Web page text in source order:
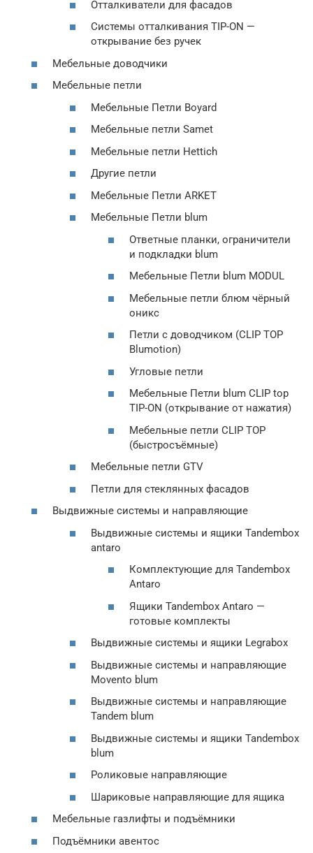
Отталкиватели для фасадов
Системы отталкивания TIP-ON —
открывание без ручек
Мебельные доводчики
Мебельные петли
Мебельные Петли Boyard
Мебельные петли Samet
Мебельные петли Hettich
Другие петли
Мебельные Петли ARKET
Мебельные Петли blum
Ответные планки, ограничители
и подкладки blum
Мебельные Петли blum MODUL
Мебельные петли блюм чёрный
оникс
Петли с доводчиком (CLIP TOP
Blumotion)
Угловые петли
Мебельные Петли blum CLIP top
TIP-ON (открывание от нажатия)
Мебельные петли CLIP TOP
(быстросъёмные)
Мебельные петли GTV
Петли для стеклянных фасадов
Выдвижные системы и направляющие
Выдвижные системы и ящики Tandembox
antaro
Комплектующие для Tandembox
Antaro
Ящики Tandembox Antaro —
готовые комплекты
Выдвижные системы и ящики Legrabox
Выдвижные системы и направляющие
Movento blum
Выдвижные системы и направляющие
Tandem blum
Выдвижные системы и ящики Tandembox
blum
Роликовые направляющие
Шариковые направляющие для ящика
Мебельные газлифты и подъёмники
Подъёмники авентос